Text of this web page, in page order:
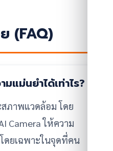
(FAQ)
แม่นยำได้เท่าไร?
ภาพแวดล้อม โดย
Camera ให้ความ
ดยเฉพาะในจุดที่คน